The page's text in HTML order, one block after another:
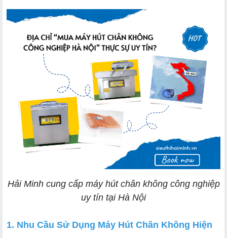
Hải Minh cung cấp máy hút chân không công nghiệp
uy tín tại Hà Nội
1. Nhu Cầu Sử Dụng Máy Hút Chân Không Hiện